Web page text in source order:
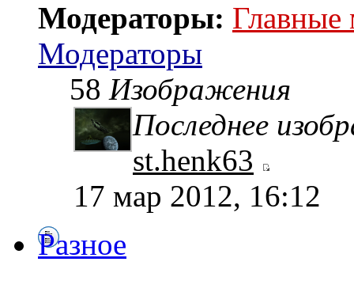
Модераторы: Главные
Модераторы
58 Изображения
Последнее
st.henk63
17 мар 2012, 16:12
Разное